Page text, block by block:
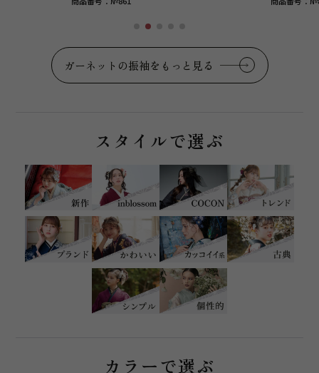
ガーネットの振袖をもっと見る
スタイルで選ぶ
カラーで選ぶ